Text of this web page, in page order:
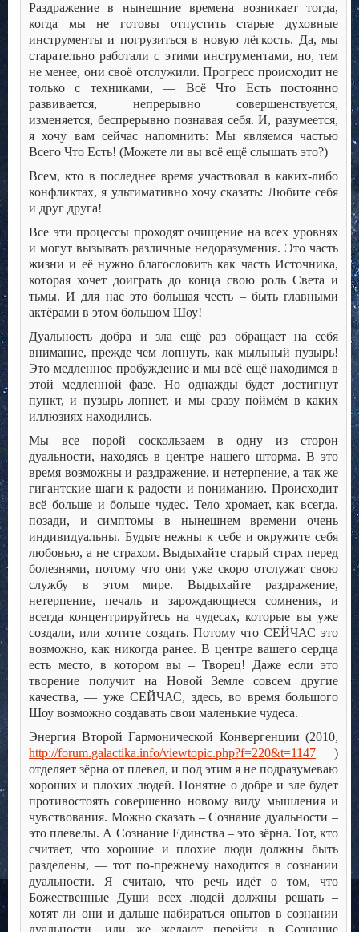
Раздражение в нынешние времена возникает тогда,
когда мы не готовы отпустить старые духовные
инструменты и погрузиться в новую лёгкость. Да, мы
старательно работали с этими инструментами, но, тем
не менее, они своё отслужили. Прогресс происходит не
только с техниками, — Всё Что Есть постоянно
развивается, непрерывно совершенствуется,
изменяется, беспрерывно познавая себя. И, разумеется,
я хочу вам сейчас напомнить: Мы являемся частью
Всего Что Есть! (Можете ли вы всё ещё слышать это?)
Всем, кто в последнее время участвовал в каких-либо
конфликтах, я ультимативно хочу сказать: Любите себя
и друг друга!
Все эти процессы проходят очищение на всех уровнях
и могут вызывать различные недоразумения. Это часть
жизни и её нужно благословить как часть Источника,
которая хочет доиграть до конца свою роль Света и
тьмы. И для нас это большая честь – быть главными
актёрами в этом большом Шоу!
Дуальность добра и зла ещё раз обращает на себя
внимание, прежде чем лопнуть, как мыльный пузырь!
Это медленное пробуждение и мы всё ещё находимся в
этой медленной фазе. Но однажды будет достигнут
пункт, и пузырь лопнет, и мы сразу поймём в каких
иллюзиях находились.
Мы все порой соскользаем в одну из сторон
дуальности, находясь в центре нашего шторма. В это
время возможны и раздражение, и нетерпение, а так же
гигантские шаги к радости и пониманию. Происходит
всё больше и больше чудес. Тело хромает, как всегда,
позади, и симптомы в нынешнем времени очень
индивидуальны. Будьте нежны к себе и окружите себя
любовью, а не страхом. Выдыхайте старый страх перед
болезнями, потому что они уже скоро отслужат свою
службу в этом мире. Выдыхайте раздражение,
нетерпение, печаль и зарождающиеся сомнения, и
всегда концентрируйтесь на чудесах, которые вы уже
создали, или хотите создать. Потому что СЕЙЧАС это
возможно, как никогда ранее. В центре вашего сердца
есть место, в котором вы – Творец! Даже если это
творение получит на Новой Земле совсем другие
качества, — уже СЕЙЧАС, здесь, во время большого
Шоу возможно создавать свои маленькие чудеса.
Энергия Второй Гармонической Конвергенции (2010,
http://forum.galactika.info/viewtopic.php?f=220&t=1147 )
отделяет зёрна от плевел, и под этим я не подразумеваю
хороших и плохих людей. Понятие о добре и зле будет
противостоять совершенно новому виду мышления и
чувствования. Можно сказать – Сознание дуальности –
это плевелы. А Сознание Единства – это зёрна. Тот, кто
считает, что хорошие и плохие люди должны быть
разделены, — тот по-прежнему находится в сознании
дуальности. Я считаю, что речь идёт о том, что
Божественные Души всех людей должны решать –
хотят ли они и дальше набираться опытов в сознании